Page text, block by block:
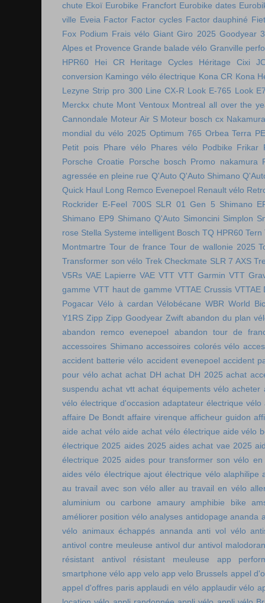
chute Ekoï Eurobike Francfort Eurobike dates
ville Eveia Factor Factor cycles Factor dauphiné
Fox Podium Frais vélo Giant Giro 2025 Goodyear
Alpes et Provence Grande balade vélo Granville
HPR60
Hei CR Heritage Cycles Héritage Cixi
conversion Kamingo vélo électrique Kona CR Kona
Lezyne Strip pro 300 Line CX-R Look E-765 Look
Merckx chute Mont Ventoux Montreal all over the
Cannondale Moteur Air S Moteur bosch cx
mondial du vélo 2025 Optimum 765 Orbea Terra
Petit pois Phare vélo Phares vélo Podbike Frikar
Porsche Croatie
Porsche bosch Promo nakamura
agressée en pleine rue Q'Auto Q'Auto Shimano
Quick Haul Long Remco Evenepoel Renault vélo
Rockrider E-Feel 700S SLR 01 Gen 5 Shimano
Shimano EP9 Shimano Q'Auto Simoncini Simplon
rose Stella Systeme intelligent Bosch TQ HPR60 Tern
Montmartre Tour de france Tour de wallonie 2025
Transformer son vélo Trek Checkmate SLR 7 AXS
V5Rs VAE Lapierre VAE VTT VTT Garmin VTT
gamme VTT haut de gamme VTTAE Crussis VTTAE
Pogacar Vélo à cardan Vélobécane WBR World
Y1RS Zipp Zipp Goodyear Zwift abandon du plan
abandon remco evenepoel
abandon tour de
accessoires Shimano accessoires colorés vélo
accident batterie vélo accident evenepoel accident
pour vélo achat achat DH achat DH 2025 achat
suspendu achat vtt achat équipements vélo acheter
vélo électrique d'occasion adaptateur électrique vélo
affaire De Bondt affaire virenque afficheur guidon
aide achat vélo aide achat vélo électrique aide vélo
électrique 2025 aides 2025 aides achat vae 2025
électrique 2025 aides pour transformer son vélo en
aides vélo électrique ajout électrique vélo alaphilipe
au travail avec son vélo aller au travail en vélo
aluminium ou carbone
amaury amphibie bike
améliorer position vélo analyses antidopage ananda
vélo animaux échappés annanda anti vol vélo
antivol contre meuleuse antivol dur antivol
résistant
antivol résistant meuleuse
app
smartphone vélo app velo app velo Brussels appel
appel d'offres paris applaudi en vélo applaudir vélo